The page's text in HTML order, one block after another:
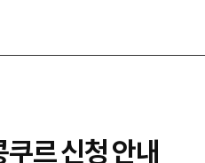
르 신청 안내